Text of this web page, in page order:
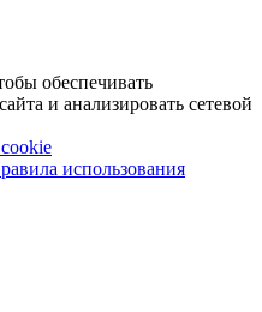
обеспечивать
и анализировать сетевой
использования